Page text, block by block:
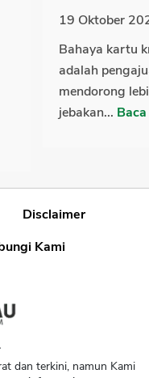
19 Oktober
Bahaya kartu
adalah
mendorong
jebakan...
Disclaimer
Kami
dan terkini, namun Kami